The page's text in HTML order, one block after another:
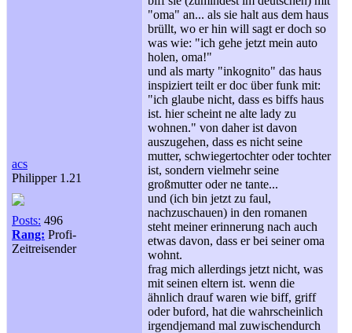
acs
Philipper 1.21
Posts: 496
Rang: Profi-
Zeitreisender
"oma" an... als sie halt aus dem haus
brüllt, wo er hin will sagt er doch so
was wie: "ich gehe jetzt mein auto
holen, oma!"
und als marty "inkognito" das haus
inspiziert teilt er doc über funk mit:
"ich glaube nicht, dass es biffs haus
ist. hier scheint ne alte lady zu
wohnen." von daher ist davon
auszugehen, dass es nicht seine
mutter, schwiegertochter oder tochter
ist, sondern vielmehr seine
großmutter oder ne tante...
und (ich bin jetzt zu faul,
nachzuschauen) in den romanen
steht meiner erinnerung nach auch
etwas davon, dass er bei seiner oma
wohnt.
frag mich allerdings jetzt nicht, was
mit seinen eltern ist. wenn die
ähnlich drauf waren wie biff, griff
oder buford, hat die wahrscheinlich
irgendjemand mal zuwischendurch